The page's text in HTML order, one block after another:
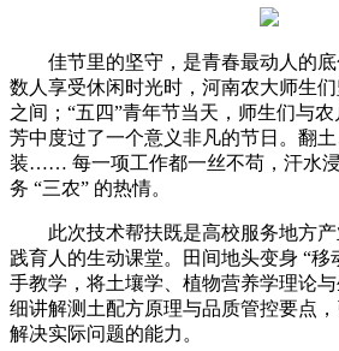
佳节里的坚守，是青春最动人的
数人享受休闲时光时，河南农大师生
之间；“五四”青年节当天，师生们与
芳中度过了一个意义非凡的节日。翻
装…… 每一项工作都一丝不苟，汗水
务 “三农” 的热情。
此次技术帮扶既是高校服务地方
践育人的生动课堂。田间地头变身 “移
手教学，将土壤学、植物营养学理论
细讲解测土配方原理与品质管控要点
解决实际问题的能力。